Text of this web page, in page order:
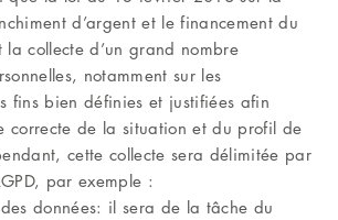
d’argent et le financement du
la collecte d’un grand nombre
notamment sur les
fins bien définies et justifiées afin
correcte de la situation et du profil de
cette collecte sera délimitée par
par exemple :
données: il sera de la tâche du